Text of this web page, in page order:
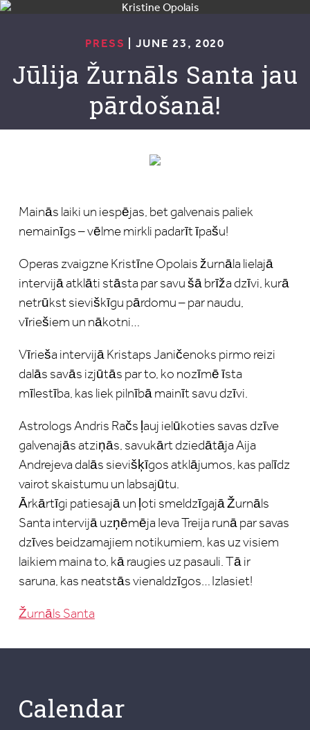
PRESS | JUNE 23, 2020
Jūlija Žurnāls Santa jau
pārdošanā!
Mainās laiki un iespējas, bet galvenais paliek
nemainīgs – vēlme mirkli padarīt īpašu!
Operas zvaigzne Kristīne Opolais žurnāla lielajā
intervijā atklāti stāsta par savu šā brīža dzīvi, kurā
netrūkst sieviškīgu pārdomu – par naudu,
vīriešiem un nākotni…
Vīrieša intervijā Kristaps Janičenoks pirmo reizi
dalās savās izjūtās par to, ko nozīmē īsta
mīlestība, kas liek pilnībā mainīt savu dzīvi.
Astrologs Andris Račs ļauj ielūkoties savas dzīve
galvenajās atziņās, savukārt dziedātāja Aija
Andrejeva dalās sievišķīgos atklājumos, kas palīdz
vairot skaistumu un labsajūtu.
Ārkārtīgi patiesajā un ļoti smeldzīgajā Žurnāls
Santa intervijā uzņēmēja Ieva Treija runā par savas
dzīves beidzamajiem notikumiem, kas uz visiem
laikiem maina to, kā raugies uz pasauli. Tā ir
saruna, kas neatstās vienaldzīgos… Izlasiet!
Žurnāls Santa
Calendar